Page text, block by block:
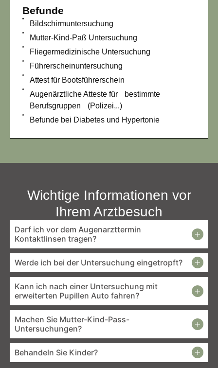
Befunde
Bildschirmuntersuchung
Mutter-Kind-Paß Untersuchung
Fliegermedizinische Untersuchung
Führerscheinuntersuchung
Attest für Bootsführerschein
Augenärztliche Atteste für bestimmte
Berufsgruppen (Polizei,..)
Befunde bei Diabetes und Hypertonie
Wichtige Informationen vor
Ihrem Arztbesuch
Darf ich vor dem Augenarzttermin
Kontaktlinsen tragen?
Werde ich bei der Untersuchung eingetropft?
Kann ich nach einer Untersuchung mit
erweiterten Pupillen Auto fahren?
Machen Sie Mutter-Kind-Pass-
Untersuchungen?
Behandeln Sie Kinder?